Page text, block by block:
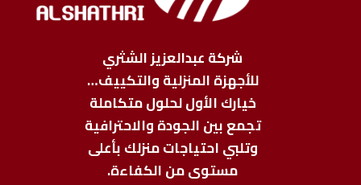
شركة عبدالعزيز الشثري
للأجهزة المنزلية والتكييف…
خيارك الأول لحلول متكاملة
تجمع بين الجودة والاحترافية
وتلبي احتياجات منزلك بأعلى
مستوى من الكفاءة.